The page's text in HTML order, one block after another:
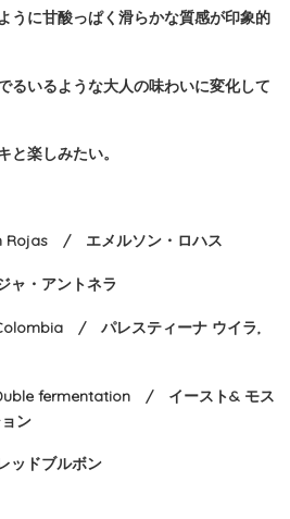
うに甘酸っぱく滑らかな質感が印象的
るいるような大人の味わいに変化して
と楽しみたい。
Rojas / エメルソン・ロハス
・アントネラ
/ パレスティーナ ウイラ,
fermentation / イースト& モス
ン
ドブルボン